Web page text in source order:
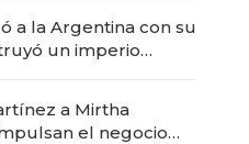
a la Argentina con su
un imperio
a Mirtha
el negocio